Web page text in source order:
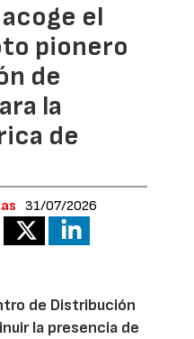
el
pionero
de
la
de
31/07/2026
de Distribución
la presencia de